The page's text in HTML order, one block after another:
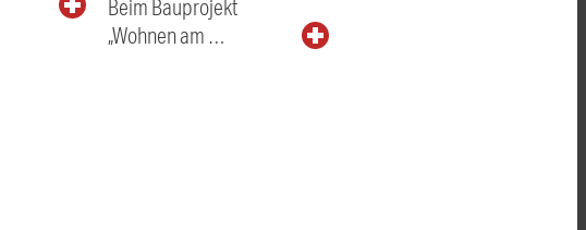
Beim Bauprojekt
„Wohnen am …